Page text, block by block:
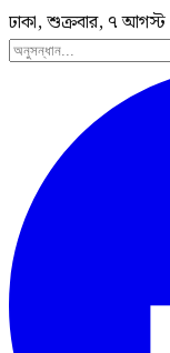
ঢাকা, শুক্রবার, ৭